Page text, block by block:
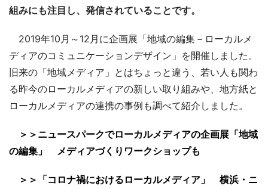
組みにも注目し、発信されていることです。
2019年10月～12月に企画展「地域の編集－ローカルメ
ディアのコミュニケーションデザイン」を開催しました。
旧来の「地域メディア」とはちょっと違う、若い人も関わ
る昨今のローカルメディアの新しい取り組みや、地方紙と
ローカルメディアの連携の事例も調べて紹介しました。
＞＞ニュースパークでローカルメディアの企画展「地域
の編集」 メディアづくりワークショップも
＞＞「コロナ禍におけるローカルメディア」 横浜・ニ